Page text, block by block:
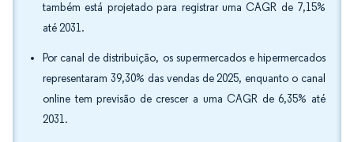
também está projetado para registrar uma CAGR de 7,15%
até 2031.
Por canal de distribuição, os supermercados e hipermercados
representaram 39,30% das vendas de 2025, enquanto o canal
online tem previsão de crescer a uma CAGR de 6,35% até
2031.